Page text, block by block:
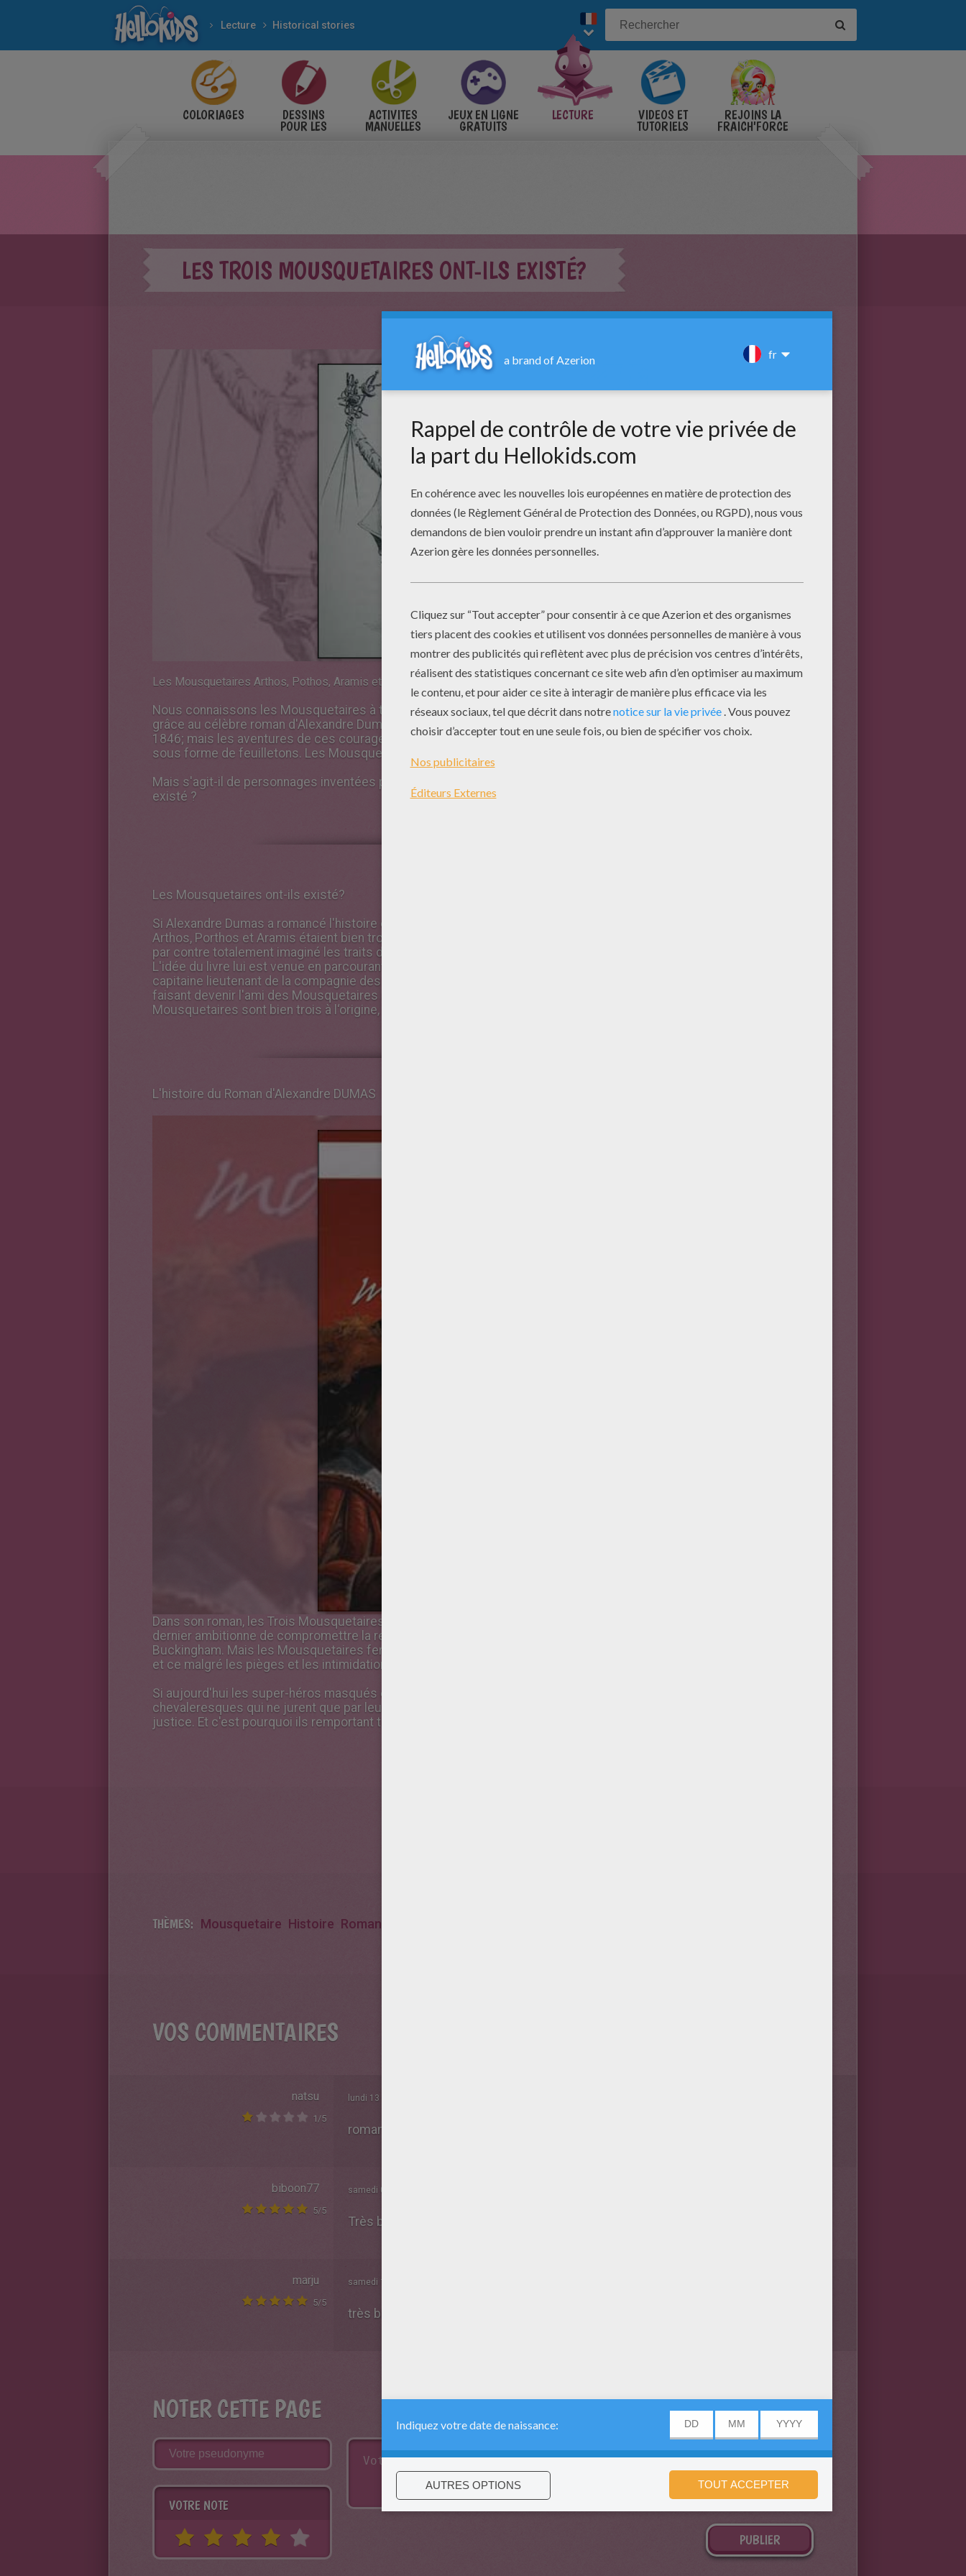
Lecture Historical stories
COLORIAGES DESSINS
POUR LES
ACTIVITES
MANUELLES
JEUX EN LIGNE
GRATUITS
LECTURE VIDÉOS ET
TUTORIELS
REJOINS LA
FRAICH'FORCE
LES TROIS MOUSQUETAIRES ONT-ILS EXISTÉ?
Les Mousquetaires Arthos, Pothos, Aramis et D'Artagnan.
Nous connaissons les Mousquetaires à travers le petit et le grand écran, mais ils sont surtout devenus célèbres
grâce au célèbre roman d'Alexandre Dumas, « Les Trois Mousquetaires ». Le livre fut publié en 1844, puis republié en
1846; mais les aventures de ces courageux chevaliers étaient narrées bien avant cela dans un journal de l'époque,
sous forme de feuilletons. Les Mousquetaires font donc parler d'eux depuis bien longtemps !
Mais s'agit-il de personnages inventées par Alexandre Dumas pour les besoins de son livre... ou bien ont-ils vraiment
existé ?
Les Mousquetaires ont-ils existé?
Si Alexandre Dumas a romancé l'histoire des Mousquetaires, il s'est pourtant inspiré de personnages bien réels.
Arthos, Porthos et Aramis étaient bien trois mousquetaires, c'est-à-dire des soldats au service du Roi Louis XIII. Il a
par contre totalement imaginé les traits de caractère et les intrigues qui sévissent au sein de la Cour.
L'idée du livre lui est venue en parcourant les mémoires de Monsieur D'Artagnan (1709), qui fut historiquement le
capitaine lieutenant de la compagnie des Mousquetaires. Il intègrera d'ailleurs ce personnage à son roman, en le
faisant devenir l'ami des Mousquetaires au fil du déroulement de l‘histoire. Mais dans l'histoire d'Alexandre Dumas les
Mousquetaires sont bien trois à l‘origine, d'où le titre du roman.
L'histoire du Roman d'Alexandre DUMAS
Dans son roman, les Trois Mousquetaires déjouent les plans du Cardinal de Richelieu, qui lui aussi a bien existé. Ce
dernier ambitionne de compromettre la reine Anne d'Autriche aux yeux du Roi, en révélant sa liaison avec le Duc de
Buckingham. Mais les Mousquetaires feront tout pour défendre l'honneur de la Reine et préserver son alliance royale,
et ce malgré les pièges et les intimidations du Cardinal et de son agent, la peu scrupuleuse Milady de Winter.
Si aujourd'hui les super-héros masqués et aux pouvoirs extraordinaires ont remplacé ce type de héros
chevaleresques qui ne jurent que par leur épée, ils n'en véhiculent pas moins les mêmes valeurs de courage et de
justice. Et c'est pourquoi ils remportant toujours autant de succès!
THÈMES: Mousquetaire Histoire Roman
VOS COMMENTAIRES
natsu
1 /5
lundi 13 Mai 2019 à 21h55
roman trop long (+ de 800 pages)
biboon77
5/5
samedi 01 Avril 2017 à 09h10
Très bonne histoire
marju
5/5
samedi 11 Janvier 2014 à 08h58
très bien pour les enfants
NOTER CETTE PAGE
VOTRE NOTE